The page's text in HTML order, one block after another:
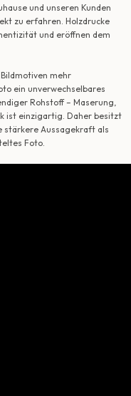
und unseren Kunden
zu erfahren. Holzdrucke
und eröffnen dem
mehr
ein unverwechselbares
Rohstoff – Maserung,
ist einzigartig. Daher besitzt
stärkere Aussagekraft als
Foto.